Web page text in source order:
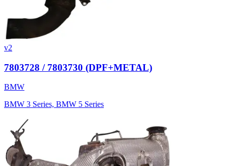
v2
7803728 / 7803730 (DPF+METAL)
BMW
BMW 3 Series, BMW 5 Series